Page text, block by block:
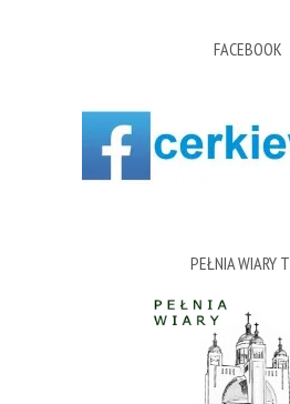
FACEBOOK
PEŁNIA WIARY